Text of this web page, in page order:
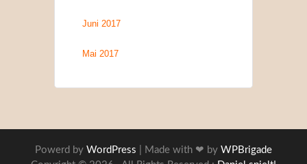
Juni 2017
Mai 2017
Powerd by WordPress | Made with ❤ by WPBrigade